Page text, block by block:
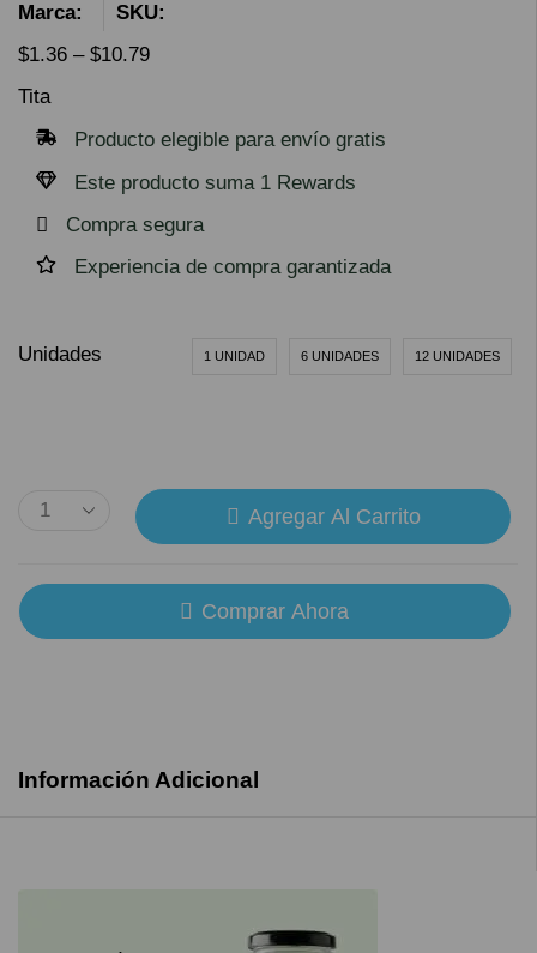
Marca:
SKU:
$1.36 – $10.79
Tita
Producto elegible para envío gratis
Este producto suma 1 Rewards
Compra segura
Experiencia de compra garantizada
Unidades 1 UNIDAD 6 UNIDADES 12 UNIDADES
Agregar Al Carrito
Comprar Ahora
Información Adicional